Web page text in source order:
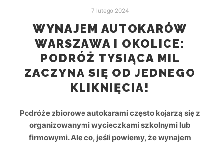
7 lutego 2024
WYNAJEM AUTOKARÓW
WARSZAWA I OKOLICE:
PODRÓŻ TYSIĄCA MIL
ZACZYNA SIĘ OD JEDNEGO
KLIKNIĘCIA!
Podróże zbiorowe autokarami często kojarzą się z
organizowanymi wycieczkami szkolnymi lub
firmowymi. Ale co, jeśli powiemy, że wynajem